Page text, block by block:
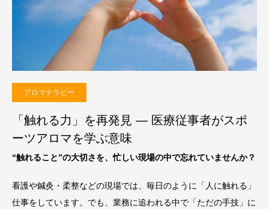
アロマテラピー
「触れる力」を再発見 — 医療従事者がスポ
ーツアロマを学ぶ意味
“触れること”の大切さを、忙しい現場の中で忘れていませんか？
看護や鍼灸・柔整などの現場では、毎日のように「人に触れる」
仕事をしています。でも、業務に追われる中で「ただの手技」に